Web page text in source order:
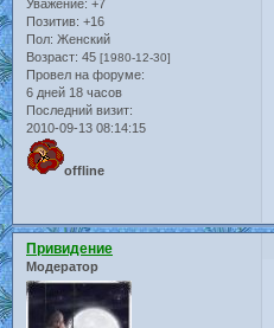
Уважение: +7
Позитив: +16
Пол: Женский
Возраст: 45 [1980-12-30]
Провел на форуме:
6 дней 18 часов
Последний визит:
2010-09-13 08:14:15
offline
Привидение
Модератор